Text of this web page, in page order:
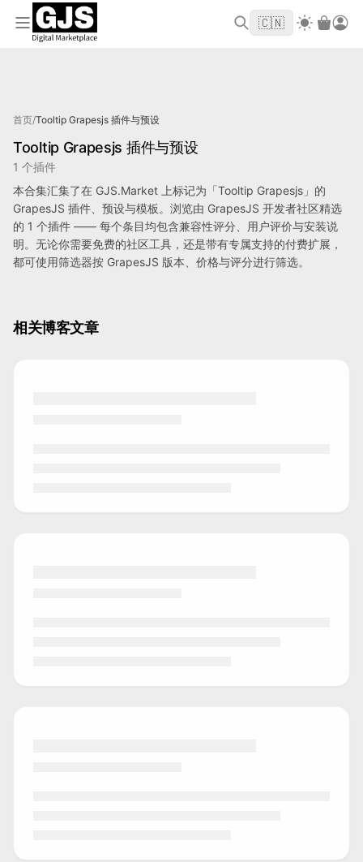
欢迎来到 GJS.MARKET！使用优惠码 WELCOME2026
首单立
🇨🇳
首页/Tooltip Grapesjs 插件与预设
Tooltip Grapesjs 插件与预设
1 个插件
本合集汇集了在 GJS.Market 上标记为「Tooltip Grapesjs」的
GrapesJS 插件、预设与模板。浏览由 GrapesJS 开发者社区精选
的 1 个插件 —— 每个条目均包含兼容性评分、用户评价与安装说
明。无论你需要免费的社区工具，还是带有专属支持的付费扩展，
都可使用筛选器按 GrapesJS 版本、价格与评分进行筛选。
相关博客文章